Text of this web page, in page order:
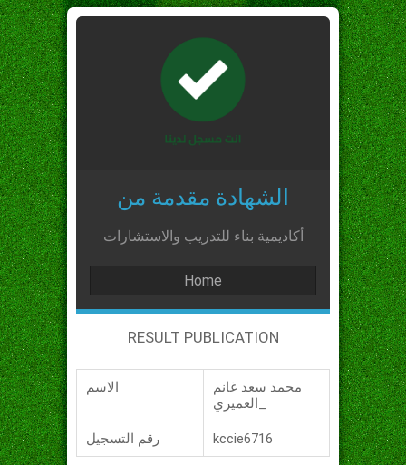
الشهادة مقدمة من
أكاديمية بناء للتدريب والاستشارات
Home
RESULT PUBLICATION
الاسم
محمد سعد غانم
رقم التسجيل kccie6716